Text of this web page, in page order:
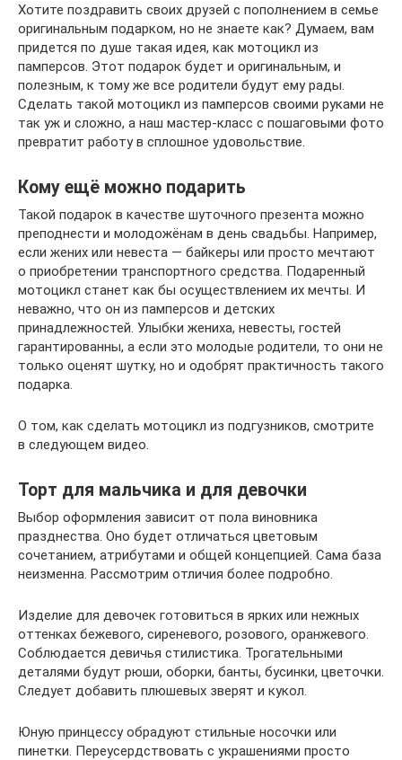
Хотите поздравить своих друзей с пополнением в семье
оригинальным подарком, но не знаете как? Думаем, вам
придется по душе такая идея, как мотоцикл из
памперсов. Этот подарок будет и оригинальным, и
полезным, к тому же все родители будут ему рады.
Сделать такой мотоцикл из памперсов своими руками не
так уж и сложно, а наш мастер-класс с пошаговыми фото
превратит работу в сплошное удовольствие.
Кому ещё можно подарить
Такой подарок в качестве шуточного презента можно
преподнести и молодожёнам в день свадьбы. Например,
если жених или невеста — байкеры или просто мечтают
о приобретении транспортного средства. Подаренный
мотоцикл станет как бы осуществлением их мечты. И
неважно, что он из памперсов и детских
принадлежностей. Улыбки жениха, невесты, гостей
гарантированны, а если это молодые родители, то они не
только оценят шутку, но и одобрят практичность такого
подарка.
О том, как сделать мотоцикл из подгузников, смотрите
в следующем видео.
Торт для мальчика и для девочки
Выбор оформления зависит от пола виновника
празднества. Оно будет отличаться цветовым
сочетанием, атрибутами и общей концепцией. Сама база
неизменна. Рассмотрим отличия более подробно.
Изделие для девочек готовиться в ярких или нежных
оттенках бежевого, сиреневого, розового, оранжевого.
Соблюдается девичья стилистика. Трогательными
деталями будут рюши, оборки, банты, бусинки, цветочки.
Следует добавить плюшевых зверят и кукол.
Юную принцессу обрадуют стильные носочки или
пинетки. Переусердствовать с украшениями просто